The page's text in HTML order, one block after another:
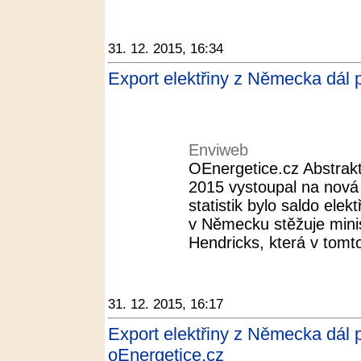
31. 12. 2015, 16:34
Export elektřiny z Německa dál
Enviweb
OEnergetice.cz
2015 vystoupal na
statistik bylo saldo
v Německu stěžuje
Hendricks, která v
31. 12. 2015, 16:17
Export elektřiny z Německa dál
oEnergetice.cz